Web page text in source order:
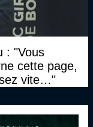
: "Vous
cette page,
vite…"